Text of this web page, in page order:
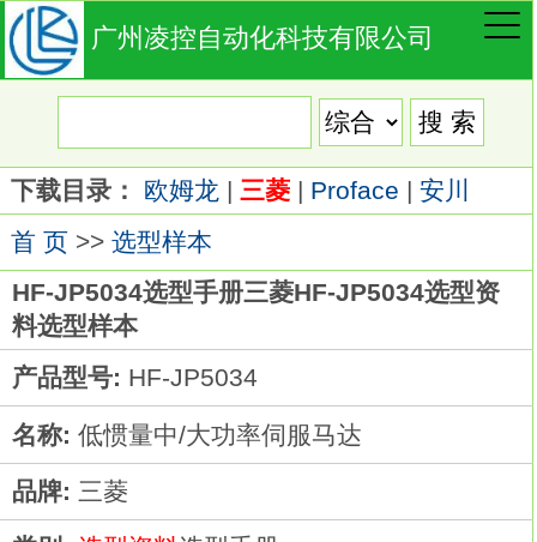
广州凌控自动化科技有限公司
下载目录： 欧姆龙 | 三菱| Proface | 安川
首 页>> 选型样本
HF-JP5034选型手册三菱HF-JP5034选型资
料选型样本
产品型号: HF-JP5034
名称: 低惯量中/大功率伺服马达
品牌: 三菱